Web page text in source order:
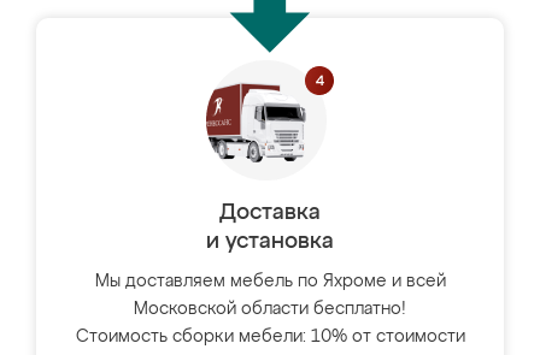
Доставка
и установка
Мы доставляем мебель по Яхроме и всей
Московской области бесплатно!
Стоимость сборки мебели: 10% от стоимости